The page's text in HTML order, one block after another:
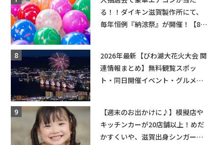
る！！ダイキン滋賀製作所にて、
毎年恒例『納涼祭』が開催！【8月
2026年最新【びわ湖大花火大会 関
連情報まとめ】無料観覧スポッ
ト・同日開催イベント・グルメマ
【週末のお出かけに♪】模擬店や
キッチンカーが20店舗以上！めだ
かすくいや、滋賀出身シンガーソ